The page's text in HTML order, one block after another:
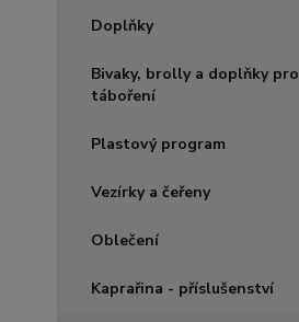
Doplňky
Bivaky, brolly a doplňky pro
táboření
Plastový program
Vezírky a čeřeny
Oblečení
Kaprařina - příslušenství